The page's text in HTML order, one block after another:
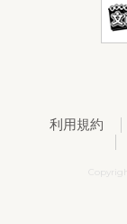
利用規約